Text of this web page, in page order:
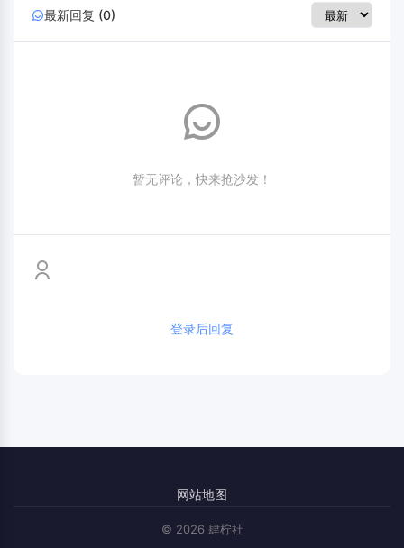
最新回复 (0)
暂无评论，快来抢沙发！
登录后回复
网站地图
© 2026 肆柠社